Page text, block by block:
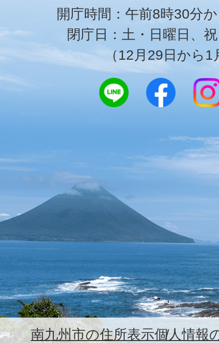
開庁時間：午前8時30分
閉庁日：土・日曜日、
（12月29日から1
南九州市の住所表示個人情報